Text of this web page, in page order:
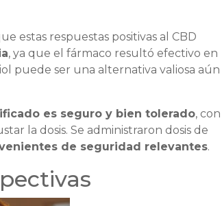
estas respuestas positivas al CBD
, ya que el fármaco resultó efectivo en
puede ser una alternativa valiosa aún
es seguro y bien tolerado, con
la dosis. Se administraron dosis de
de seguridad relevantes.